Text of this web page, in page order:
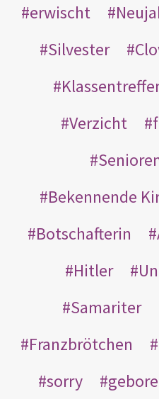
erwischt
Silvester
Verzicht
Bekennende
Botschafterin
Hitler
Samariter
Franzbrötchen
sorry